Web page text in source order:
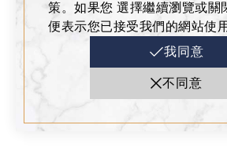
策。如果您 選擇繼續瀏覽或關
便表示您已接受我們的網站使
我同意
不同意